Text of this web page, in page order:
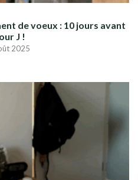
de voeux : 10 jours avant
J !
2025